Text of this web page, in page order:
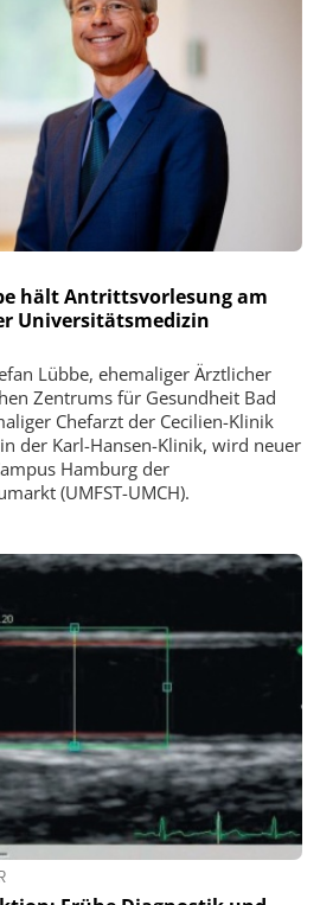
hält Antrittsvorlesung am
Universitätsmedizin
Lübbe, ehemaliger Ärztlicher
Zentrums für Gesundheit Bad
Chefarzt der Cecilien-Klinik
der Karl-Hansen-Klinik, wird neuer
Hamburg der
(UMFST-UMCH).